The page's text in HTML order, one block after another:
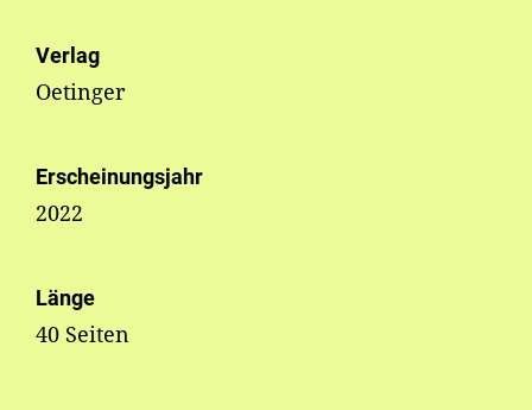
Verlag
Oetinger
Erscheinungsjahr
2022
Länge
40 Seiten